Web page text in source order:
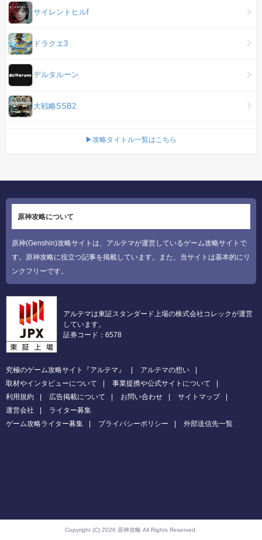
サイレントヒルf
ドラクエ3
デルタルーン
大戦略SSB2
▶攻略タイトル一覧はこちら
原神攻略について
原神(Genshin)攻略サイトは、アルテマが運営しているゲーム攻略サイトで
す。原神攻略に役立つ記事を掲載しています。また、当サイトは基本的にリ
ンクフリーです。
アルテマは東証スタンダード上場の株式会社コレックが運営
しています。
証券コード：6578
究極のゲーム攻略サイト『アルテマ』
アルテマの想い
取材やインタビューについて
事業提携や公式サイトについて
利用規約
広告掲載について お問い合わせ
サイトマップ
運営会社
ライター募集
ゲーム攻略ライター募集
プライバシーポリシー 外部送信先一覧
Copyright (C) 2026 原神攻略 All Rights Reserved.